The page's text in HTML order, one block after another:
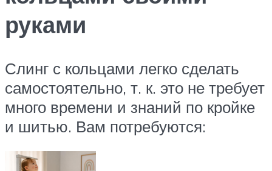
руками
Слинг с кольцами легко сделать
самостоятельно, т. к. это не требует
много времени и знаний по кройке
и шитью. Вам потребуются: